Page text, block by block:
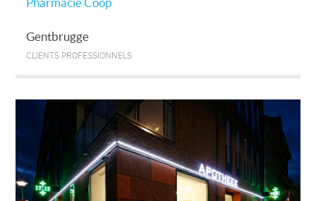
Gentbrugge
CLIENTS PROFESSIONNELS